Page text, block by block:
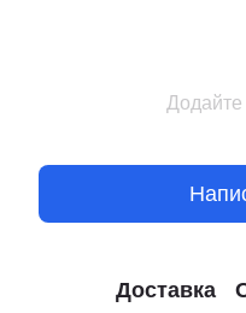
Додайте
Доставка